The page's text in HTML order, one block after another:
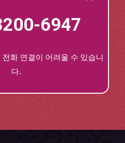
6947
화 연결이 어려울 수 있습니
다.